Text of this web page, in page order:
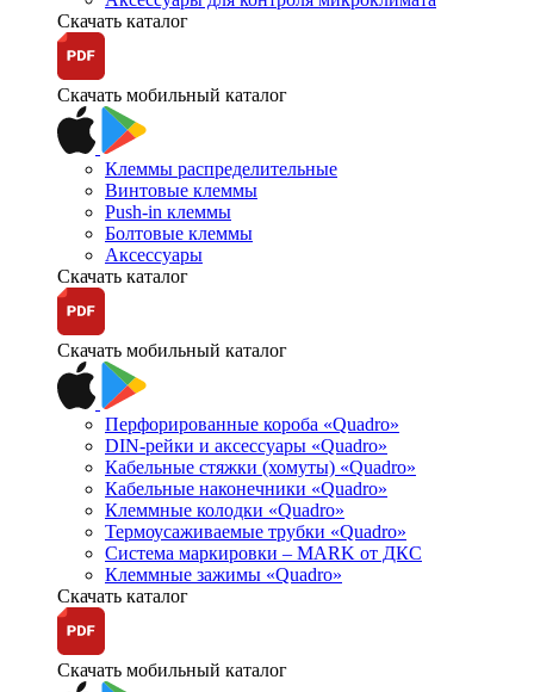
Скачать каталог
Скачать мобильный каталог
Клеммы распределительные
Винтовые клеммы
Push-in клеммы
Болтовые клеммы
Аксессуары
Скачать каталог
Скачать мобильный каталог
Перфорированные короба «Quadro»
DIN-рейки и аксессуары «Quadro»
Кабельные стяжки (хомуты) «Quadro»
Кабельные наконечники «Quadro»
Клеммные колодки «Quadro»
Термоусаживаемые трубки «Quadro»
Система маркировки – MARK от ДКС
Клеммные зажимы «Quadro»
Скачать каталог
Скачать мобильный каталог